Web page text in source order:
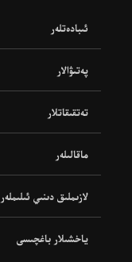
ئىبادەتلەر
پەتىۋالار
تەتقىقاتلار
ماقالىلەر
لازىملىق دىنىي ئىلىملەر
ياخشىلار باغچىسى